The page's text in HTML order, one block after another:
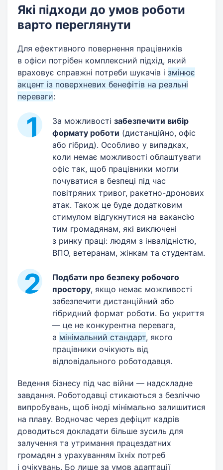
Які підходи до умов роботи
варто переглянути
Для ефективного повернення працівників
в офіси потрібен комплексний підхід, який
враховує справжні потреби шукачів і змінює
акцент із поверхневих бенефітів на реальні
переваги:
За можливості забезпечити вибір
формату роботи (дистанційно, офіс
або гібрид). Особливо у випадках,
коли немає можливості облаштувати
офіс так, щоб працівники могли
почуватися в безпеці під час
повітряних тривог, ракетно-дронових
атак. Також це буде додатковим
стимулом відгукнутися на вакансію
тим громадянам, які виключені
з ринку праці: людям з інвалідністю,
ВПО, ветеранам, жінкам та студентам.
Подбати про безпеку робочого
простору, якщо немає можливості
забезпечити дистанційний або
гібридний формат роботи. Бо укриття
— це не конкурентна перевага,
а мінімальний стандарт, якого
працівники очікують від
відповідального роботодавця.
Ведення бізнесу під час війни — надскладне
завдання. Роботодавці стикаються з безліччю
випробувань, щоб іноді мінімально залишитися
на плаву. Водночас через дефіцит кадрів
доводиться докладати більше зусиль для
залучення та утримання працездатних
громадян з урахуванням їхніх потреб
і очікувань. Бо лише за умов адаптації